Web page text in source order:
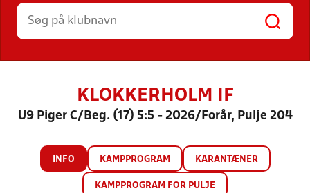
HOLD
KLOKKERHOLM IF
U9 Piger C/Beg. (17) 5:5 - 2026/Forår, Pulje 204
INFO KAMPPROGRAM KARANTÆNER
KAMPPROGRAM FOR PULJE